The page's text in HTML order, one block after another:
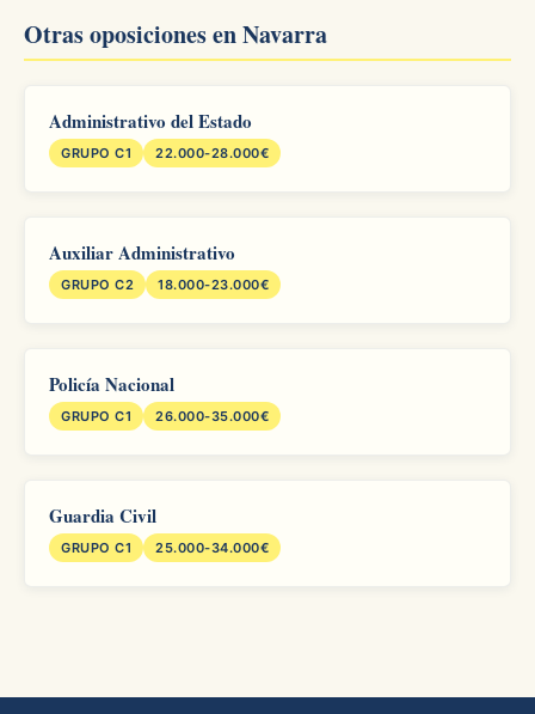
Otras oposiciones en Navarra
Administrativo del Estado
GRUPO C1 22.000-28.000€
Auxiliar Administrativo
GRUPO C2 18.000-23.000€
Policía Nacional
GRUPO C1 26.000-35.000€
Guardia Civil
GRUPO C1 25.000-34.000€